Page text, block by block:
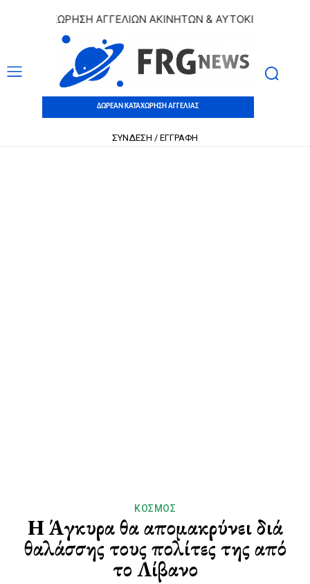
ΑΓΓΕΛΙΩΝ ΑΚΙΝΗΤΩΝ & ΑΥΤΟΚΙΝΗΤΩΝ |
ΔΩΡΕΑΝ ΚΑΤΑΧΩΡΗΣΗ ΑΓΓΕΛΙΑΣ
ΣΥΝΔΕΣΗ / ΕΓΓΡΑΦΗ
ΚΌΣΜΟΣ
Η Άγκυρα θα απομακρύνει διά
θαλάσσης τους πολίτες της από
το Λίβανο